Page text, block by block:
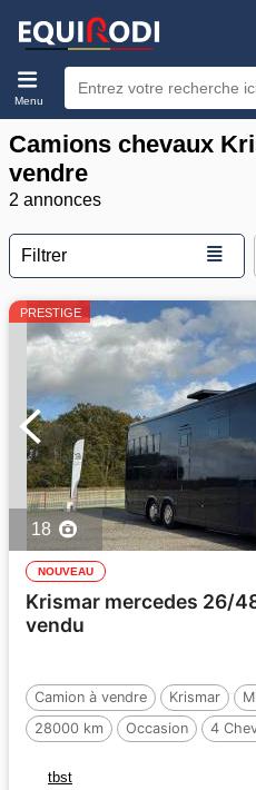
Menu
Camions chevaux
vendre
2 annonces
Filtrer ≣
PRESTIGE
18
NOUVEAU
Krismar mercedes 26/
vendu
Camion à vendre Krismar
28000 km
Occasion 4
tbst